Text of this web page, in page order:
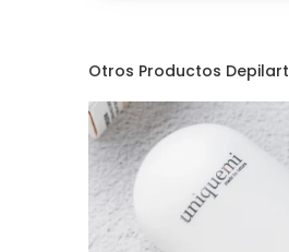
Otros Productos